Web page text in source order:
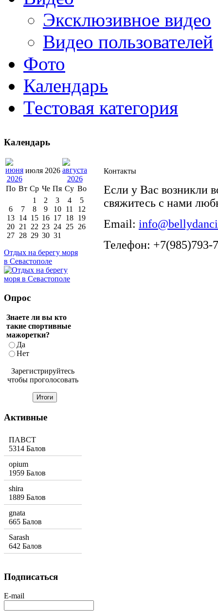
Эксклюзивное видео
Видео пользователей
Фото
Календарь
Тестовая категория
Контакты
Если у Вас возникли
свяжитесь с нами
Email:
Телефон: +7(985)793-
Календарь
июля 2026
По Вт Ср Че Пя Су Во
1
2 3 4
5
6
7 8 9 10 11
12
13 14 15 16 17 18
19
20 21 22 23 24 25 26
27 28 29 30 31
Отдых на берегу моря
в Севастополе
Опрос
Знаете ли вы кто
такие спортивные
мажоретки?
Да
Нет
Зарегистрируйтесь
чтобы проголосовать
Активные
ПАВСТ
5314 Балов
opium
1959 Балов
shira
1889 Балов
gnata
665 Балов
Sarash
642 Балов
Подписаться
E-mail